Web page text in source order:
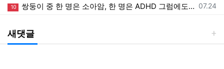
등록일
07.24
10 쌍둥이 중 한 명은 소아암, 한 명은 ADHD 그럼에도 내가 감사할 수 있는 이유는 ㅣ유수빈 집사ㅣ새롭게하소서
새댓글